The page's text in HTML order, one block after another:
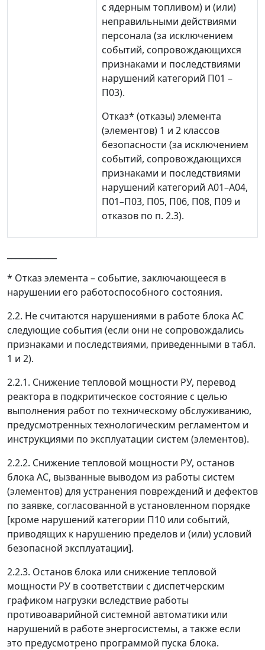
с ядерным топливом) и (или)
неправильными действиями
персонала (за исключением
событий, сопровождающихся
признаками и последствиями
нарушений категорий П01 –
П03).
Отказ* (отказы) элемента
(элементов) 1 и 2 классов
безопасности (за исключением
событий, сопровождающихся
признаками и последствиями
нарушений категорий А01–А04,
П01–П03, П05, П06, П08, П09 и
отказов по п. 2.3).
* Отказ элемента – событие, заключающееся в
нарушении его работоспособного состояния.
2.2. Не считаются нарушениями в работе блока АС
следующие события (если они не сопровождались
признаками и последствиями, приведенными в табл.
1 и 2).
2.2.1. Снижение тепловой мощности РУ, перевод
реактора в подкритическое состояние с целью
выполнения работ по техническому обслуживанию,
предусмотренных технологическим регламентом и
инструкциями по эксплуатации систем (элементов).
2.2.2. Снижение тепловой мощности РУ, останов
блока АС, вызванные выводом из работы систем
(элементов) для устранения повреждений и дефектов
по заявке, согласованной в установленном порядке
[кроме нарушений категории П10 или событий,
приводящих к нарушению пределов и (или) условий
безопасной эксплуатации].
2.2.3. Останов блока или снижение тепловой
мощности РУ в соответствии с диспетчерским
графиком нагрузки вследствие работы
противоаварийной системной автоматики или
нарушений в работе энергосистемы, а также если
это предусмотрено программой пуска блока.